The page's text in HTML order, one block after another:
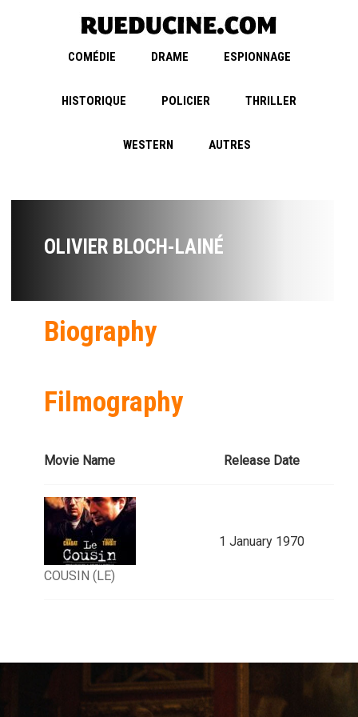
COMÉDIE DRAME ESPIONNAGE
HISTORIQUE POLICIER THRILLER
WESTERN AUTRES
OLIVIER BLOCH-LAINÉ
Biography
Filmography
Movie Name Release Date
COUSIN (LE)
1 January 1970